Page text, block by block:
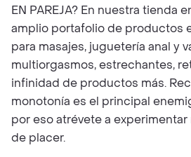
EN PAREJA? En nuestra tienda
amplio portafolio de productos
para masajes, juguetería anal y
multiorgasmos, estrechantes,
infinidad de productos más.
monotonía es el principal
por eso atrévete a
de placer.